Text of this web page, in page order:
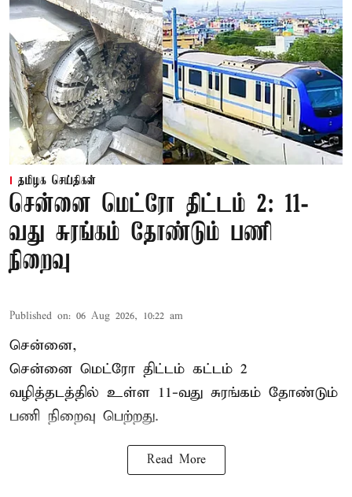
தமிழக செய்திகள்
சென்னை மெட்ரோ திட்டம் 2: 11-
வது சுரங்கம் தோண்டும் பணி
நிறைவு
Published on: 06 Aug 2026, 10:22 am
சென்னை,
சென்னை மெட்ரோ திட்டம் கட்டம் 2
வழித்தடத்தில் உள்ள 11-வது சுரங்கம் தோண்டும்
பணி நிறைவு பெற்றது.
Read More